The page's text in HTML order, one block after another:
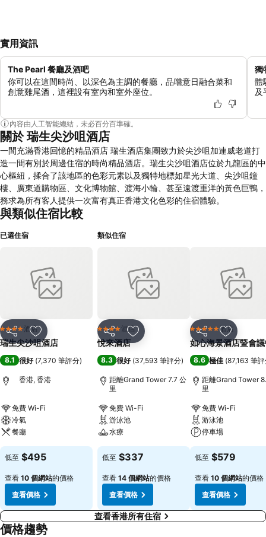
實用資訊
The Pearl 餐廳及酒吧
你可以在這間時尚、以深色為主調的餐廳，品嚐意日融合菜和
創意雞尾酒，這裡設有室內和室外座位。
獨
體
及
內容由人工智能總結，未必百分百準確。
關於 瑞生尖沙咀酒店
一間充滿香港回憶的精品酒店 瑞生酒店集團致力於尖沙咀加連威老道打
造一間有別於周邊住宿的時尚精品酒店。瑞生尖沙咀酒店位於九龍區的中
心樞紐，揉合了該地區的色彩元素以及獨特地標如星光大道、尖沙咀鐘
樓、廣東道購物區、文化博物館、渡海小輪、甚至遠渡重洋的黃色巨鴨，
務求為所有客人提供一次富有真正香港文化色彩的住宿體驗。
與類似住宿比較
已選住宿
分享 放到收藏夾
4 星級 酒店
瑞生尖沙咀酒店
8.1 很好 (7,370 筆評分)
香港, 香港
免費 Wi-Fi
冷氣
餐廳
低至 $495
查看 10 個網站的價格
查看價格
類似住宿
分享 放到收藏夾
4 星級 酒店
悅來酒店
8.3 很好 (37,593 筆評分)
距離Grand Tower 7.7 公
里
免費 Wi-Fi
游泳池
水療
低至 $337
查看 14 個網站的價格
查看價格
分享 放到收藏
5 星級 酒店
如心海景酒店暨會
8.6 極佳 (87,163 筆
距離Grand Tower
里
免費 Wi-Fi
游泳池
停車場
低至 $579
查看 10 個網站的價格
查看價格
查看香港所有住宿
價格趨勢